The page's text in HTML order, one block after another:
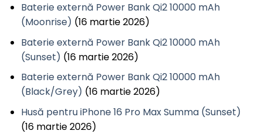
Baterie externă Power Bank Qi2 10000 mAh
(Moonrise) (16 martie 2026)
Baterie externă Power Bank Qi2 10000 mAh
(Sunset) (16 martie 2026)
Baterie externă Power Bank Qi2 10000 mAh
(Black/Grey) (16 martie 2026)
Husă pentru iPhone 16 Pro Max Summa (Sunset)
(16 martie 2026)